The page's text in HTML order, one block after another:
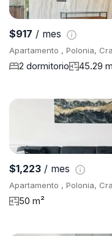
$917 / mes
Apartamento , Polonia,
2 dormitorio 45.29
$1,223 / mes
Apartamento , Polonia,
50 m²